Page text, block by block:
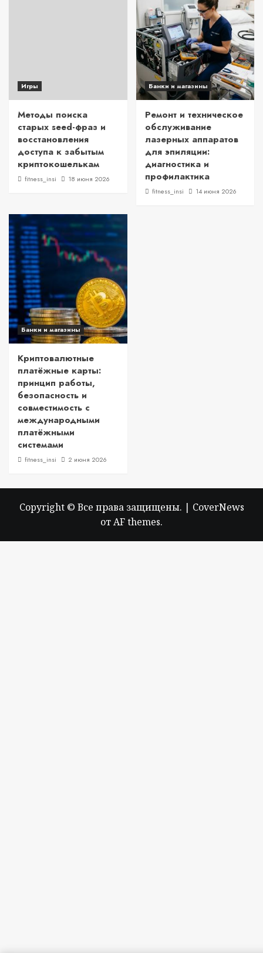
Игры
Методы поиска
старых seed-фраз и
восстановления
доступа к забытым
криптокошелькам
fitness_insi 18 июня 2026
Банки и магазины
Ремонт и техническое
обслуживание
лазерных аппаратов
для эпиляции:
диагностика и
профилактика
fitness_insi 14 июня 2026
Банки и магазины
Криптовалютные
платёжные карты:
принцип работы,
безопасность и
совместимость с
международными
платёжными
системами
fitness_insi 2 июня 2026
Copyright © Все права защищены. | CoverNews
от AF themes.